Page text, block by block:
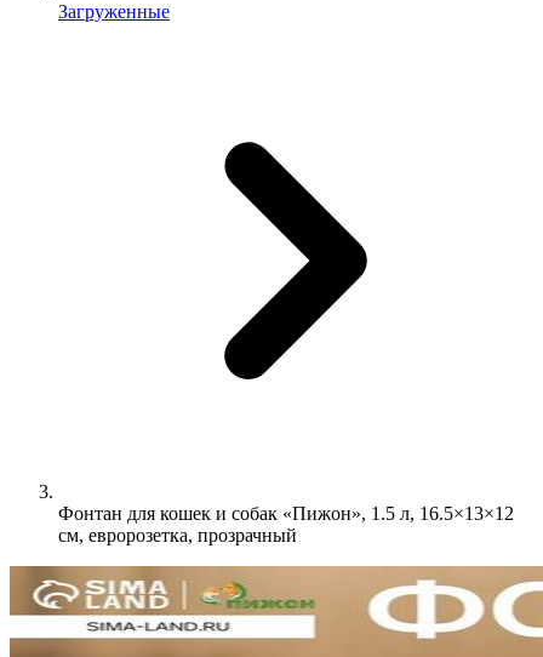
Загруженные
Фонтан для кошек и собак «Пижон», 1.5 л, 16.5×13×12
см, евророзетка, прозрачный